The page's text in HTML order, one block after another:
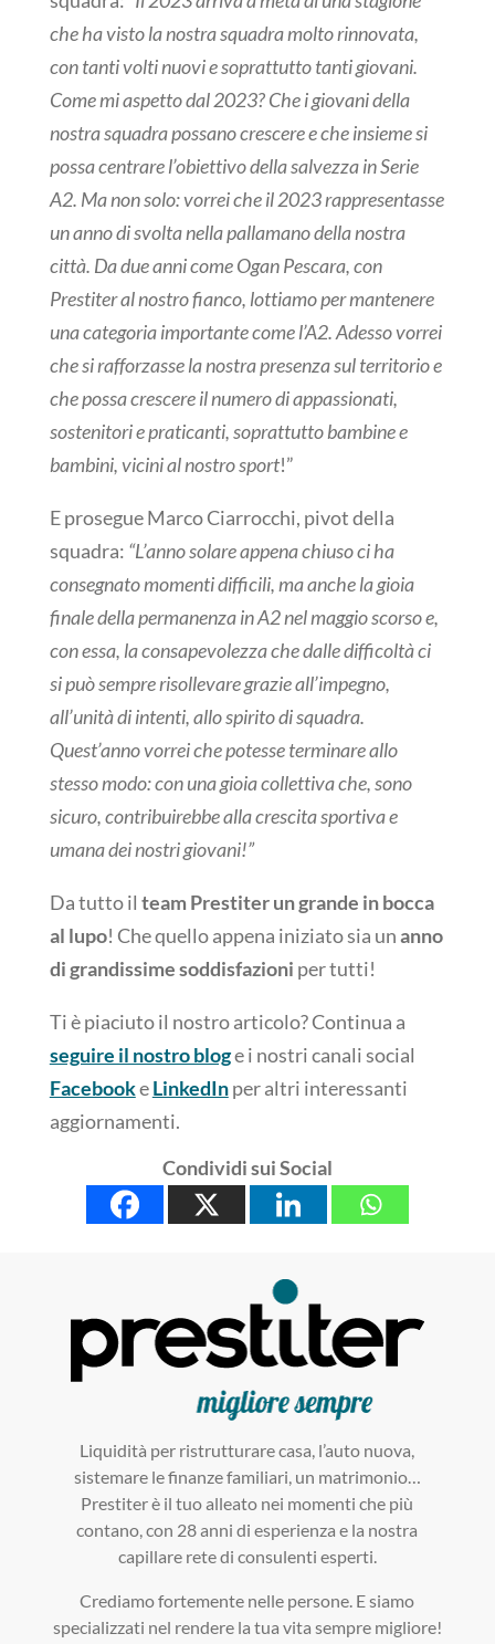
che ha visto la nostra squadra molto rinnovata,
con tanti volti nuovi e soprattutto tanti giovani.
Come mi aspetto dal 2023? Che i giovani della
nostra squadra possano crescere e che insieme si
possa centrare l’obiettivo della salvezza in Serie
A2. Ma non solo: vorrei che il 2023 rappresentasse
un anno di svolta nella pallamano della nostra
città. Da due anni come Ogan Pescara, con
Prestiter al nostro fianco, lottiamo per mantenere
una categoria importante come l’A2. Adesso vorrei
che si rafforzasse la nostra presenza sul territorio e
che possa crescere il numero di appassionati,
sostenitori e praticanti, soprattutto bambine e
bambini, vicini al nostro sport!”
E prosegue Marco Ciarrocchi, pivot della
squadra: “L’anno solare appena chiuso ci ha
consegnato momenti difficili, ma anche la gioia
finale della permanenza in A2 nel maggio scorso e,
con essa, la consapevolezza che dalle difficoltà ci
si può sempre risollevare grazie all’impegno,
all’unità di intenti, allo spirito di squadra.
Quest’anno vorrei che potesse terminare allo
stesso modo: con una gioia collettiva che, sono
sicuro, contribuirebbe alla crescita sportiva e
umana dei nostri giovani!”
Da tutto il team Prestiter un grande in bocca
al lupo! Che quello appena iniziato sia unanno
di grandissime soddisfazioni per tutti!
Ti è piaciuto il nostro articolo? Continua a
seguire il nostro bloge i nostri canali social
FacebookeLinkedInper altri interessanti
aggiornamenti.
Condividi sui Social
Liquidità per ristrutturare casa, l’auto nuova,
sistemare le finanze familiari, un matrimonio…
Prestiter è il tuo alleato nei momenti che più
contano, con 28 anni di esperienza e la nostra
capillare rete di consulenti esperti.
Crediamo fortemente nelle persone. E siamo
specializzati nel rendere la tua vita sempre migliore!